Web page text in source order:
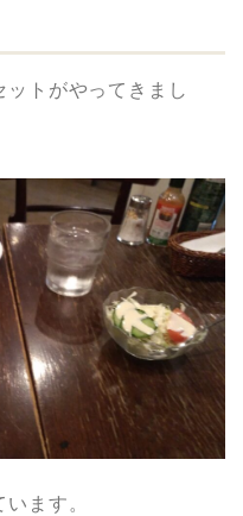
ットがやってきまし
ます。